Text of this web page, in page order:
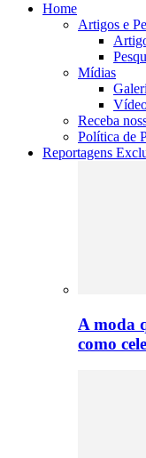
Home
Artigos e
Mídias
Receba
Política de
Reportagens
A moda
como